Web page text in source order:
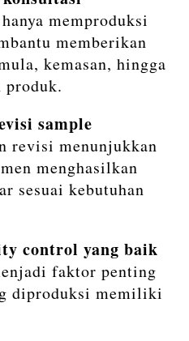
memproduksi
memberikan
kemasan, hingga
produk.
sample
revisi menunjukkan
menghasilkan
sesuai kebutuhan
control yang baik
faktor penting
diproduksi memiliki